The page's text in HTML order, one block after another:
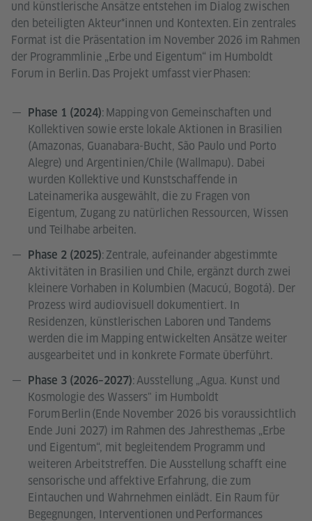
und künstlerische Ansätze entstehen im Dialog zwischen
den beteiligten Akteur*innen und Kontexten. Ein zentrales
Format ist die Präsentation im November 2026 im Rahmen
der Programmlinie „Erbe und Eigentum“ im Humboldt
Forum in Berlin. Das Projekt umfasst vier Phasen:
Phase 1 (2024): Mapping von Gemeinschaften und
Kollektiven sowie erste lokale Aktionen in Brasilien
(Amazonas, Guanabara-Bucht, São Paulo und Porto
Alegre) und Argentinien/Chile (Wallmapu). Dabei
wurden Kollektive und Kunstschaffende in
Lateinamerika ausgewählt, die zu Fragen von
Eigentum, Zugang zu natürlichen Ressourcen, Wissen
und Teilhabe arbeiten.
Phase 2 (2025): Zentrale, aufeinander abgestimmte
Aktivitäten in Brasilien und Chile, ergänzt durch zwei
kleinere Vorhaben in Kolumbien (Macucú, Bogotá). Der
Prozess wird audiovisuell dokumentiert. In
Residenzen, künstlerischen Laboren und Tandems
werden die im Mapping entwickelten Ansätze weiter
ausgearbeitet und in konkrete Formate überführt.
Phase 3 (2026–2027): Ausstellung „Agua. Kunst und
Kosmologie des Wassers" im Humboldt
Forum Berlin (Ende November 2026 bis voraussichtlich
Ende Juni 2027) im Rahmen des Jahresthemas „Erbe
und Eigentum“, mit begleitendem Programm und
weiteren Arbeitstreffen. Die Ausstellung schafft eine
sensorische und affektive Erfahrung, die zum
Eintauchen und Wahrnehmen einlädt. Ein Raum für
Begegnungen, Interventionen und Performances